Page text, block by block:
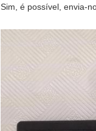
Sim, é possível, envia-